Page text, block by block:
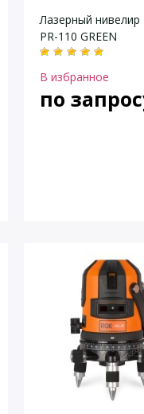
Лазерный нивелир
PR-110 GREEN
В избранное
по